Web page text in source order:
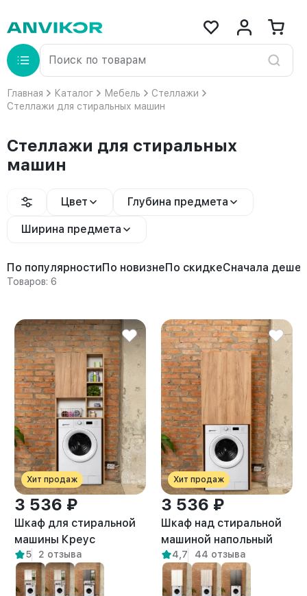
Главная Каталог Мебель
Стеллажи
Стеллажи для стиральных машин
Стеллажи для стиральных
машин
Цвет Глубина предмета
Ширина предмета
По популярностиПо новизнеПо скидкеСначала
Товаров: 6
Хит продаж
3 536 ₽
Шкаф для стиральной
машины Креус
амаретто
5 2 отзыва
Хит продаж
3 536 ₽
Шкаф над стиральной
машиной напольный
Гата амаретто
4,7 44 отзыва